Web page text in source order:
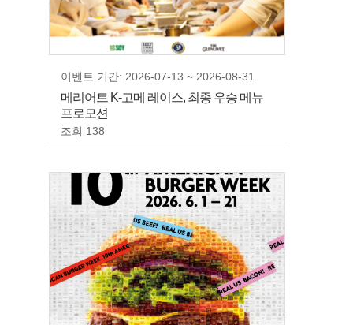
이벤트 기간: 2026-07-13 ~ 2026-08-31
메리어트 K-고메 레이스, 최종 우승 메뉴
프로모션
조회 138